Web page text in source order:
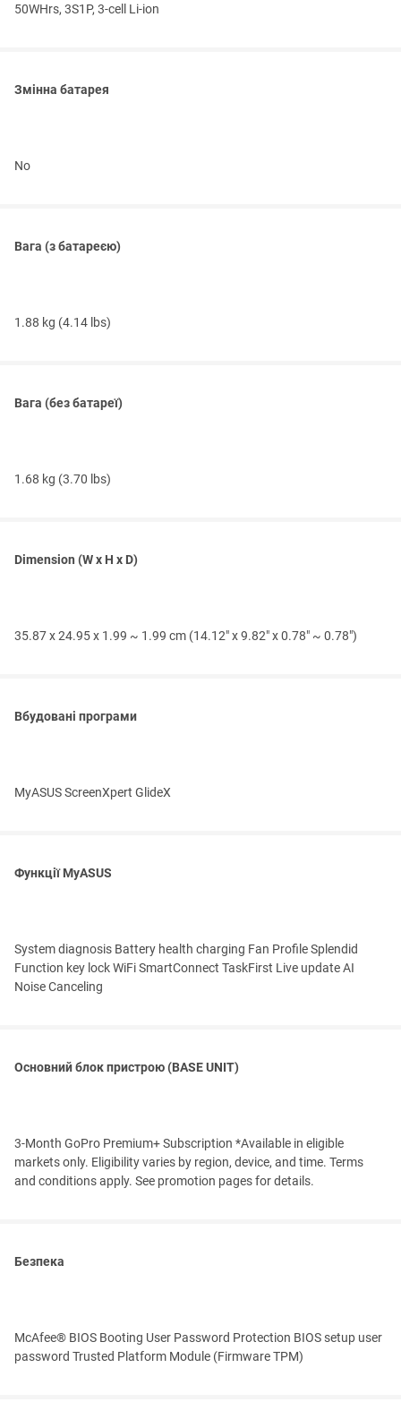
50WHrs, 3S1P, 3-cell Li-ion
Змінна батарея
No
Вага (з батареєю)
1.88 kg (4.14 lbs)
Вага (без батареї)
1.68 kg (3.70 lbs)
Dimension (W x H x D)
35.87 x 24.95 x 1.99 ~ 1.99 cm (14.12" x 9.82" x 0.78" ~ 0.78")
Вбудовані програми
MyASUS ScreenXpert GlideX
Функції MyASUS
System diagnosis Battery health charging Fan Profile Splendid
Function key lock WiFi SmartConnect TaskFirst Live update AI
Noise Canceling
Основний блок пристрою (BASE UNIT)
3-Month GoPro Premium+ Subscription *Available in eligible
markets only. Eligibility varies by region, device, and time. Terms
and conditions apply. See promotion pages for details.
Безпека
McAfee® BIOS Booting User Password Protection BIOS setup user
password Trusted Platform Module (Firmware TPM)